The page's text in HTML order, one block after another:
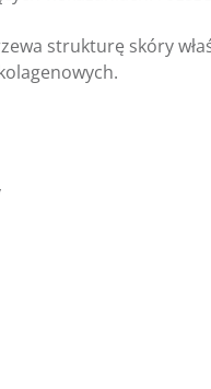
strukturę skóry